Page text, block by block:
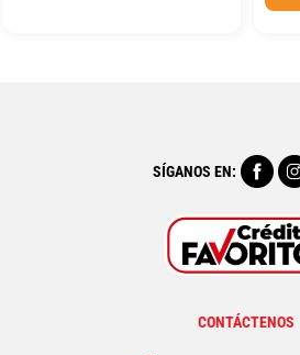
SÍGANOS EN:
CONTÁCTENOS